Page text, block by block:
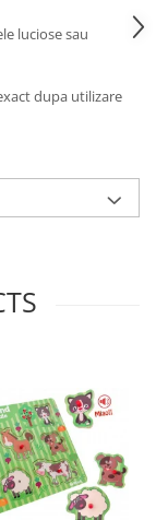
luciose sau
dupa utilizare